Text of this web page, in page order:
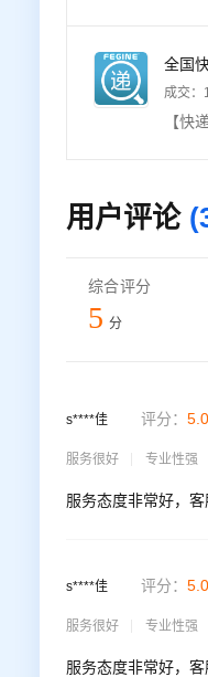
成交：
用户评论
综合评分
5 分
s****佳 评分： 5.0
服务很好 专业性强
服务态度非常好，
s****佳 评分： 5.0
服务很好 专业性强
服务态度非常好，